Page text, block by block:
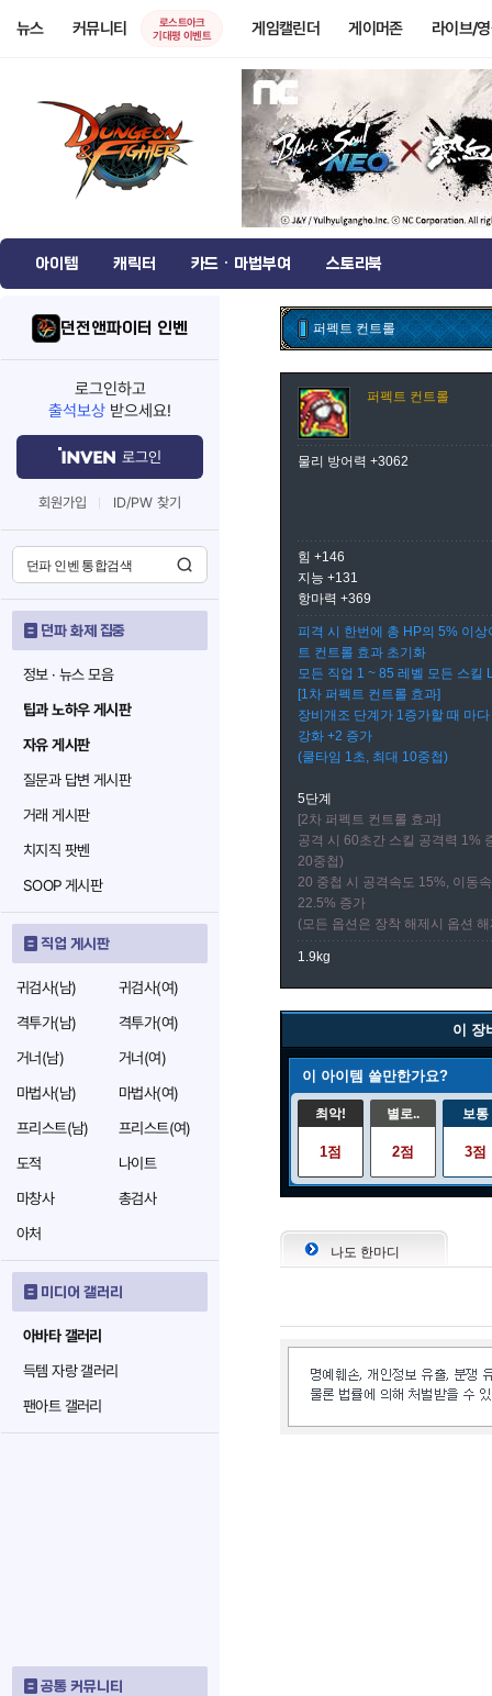
뉴스 커뮤니티
로스트아크
기대평 이벤트
게임캘린더 게이머존 라이브/
아이템 캐릭터 카드 · 마법부여 스토리북
던전앤파이터 인벤
로그인하고
출석보상 받으세요!
로그인
회원가입 ID/PW 찾기
던파 화제 집중
정보 · 뉴스 모음
팁과 노하우 게시판
자유 게시판
질문과 답변 게시판
거래 게시판
치지직 팟벤
SOOP 게시판
직업 게시판
귀검사(남)
귀검사(여)
격투가(남)
격투가(여)
거너(남)
거너(여)
마법사(남)
마법사(여)
프리스트(남)
프리스트(여)
도적
나이트
마창사
총검사
아처
미디어 갤러리
아바타 갤러리
득템 자랑 갤러리
팬아트 갤러리
공통 커뮤니티
퍼펙트 컨트롤
퍼펙트 컨트롤
물리 방어력 +3062
힘 +146
지능 +131
항마력 +369
피격 시 한번에 총 HP의 5% 이
트 컨트롤 효과 초기화
모든 직업 1 ~ 85 레벨 모든 스킬
[1차 퍼펙트 컨트롤 효과]
장비개조 단계가 1증가할 때 마
강화 +2 증가
(쿨타임 1초, 최대 10중첩)
5단계
[2차 퍼펙트 컨트롤 효과]
공격 시 60초간 스킬 공격력 1%
20중첩)
20 중첩 시 공격속도 15%, 이동
22.5% 증가
(모든 옵션은 장착 해제시 옵션
1.9kg
이 장
이 아이템 쓸만한가요?
최악!
1점
별로..
2점
보통
3점
나도 한마디